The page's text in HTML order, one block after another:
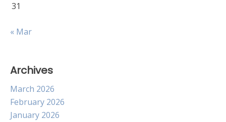
31
« Mar
Archives
March 2026
February 2026
January 2026